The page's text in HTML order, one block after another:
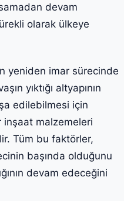
devam
olarak ülkeye
yeniden imar sürecinde
yıktığı altyapının
edilebilmesi için
malzemeleri
Tüm bu faktörler,
başında olduğunu
devam edeceğini